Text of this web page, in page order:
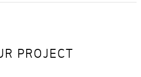
PROJECT